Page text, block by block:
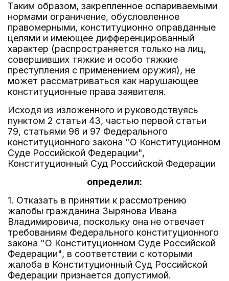
Таким образом, закрепленное оспариваемыми
нормами ограничение, обусловленное
правомерными, конституционно оправданные
целями и имеющее дифференцированный
характер (распространяется только на лиц,
совершивших тяжкие и особо тяжкие
преступления с применением оружия), не
может рассматриваться как нарушающее
конституционные права заявителя.
Исходя из изложенного и руководствуясь
пунктом 2 статьи 43, частью первой статьи
79, статьями 96 и 97 Федерального
конституционного закона "О Конституционном
Суде Российской Федерации",
Конституционный Суд Российской Федерации
определил:
1. Отказать в принятии к рассмотрению
жалобы гражданина Зырянова Ивана
Владимировича, поскольку она не отвечает
требованиям Федерального конституционного
закона "О Конституционном Суде Российской
Федерации", в соответствии с которыми
жалоба в Конституционный Суд Российской
Федерации признается допустимой.